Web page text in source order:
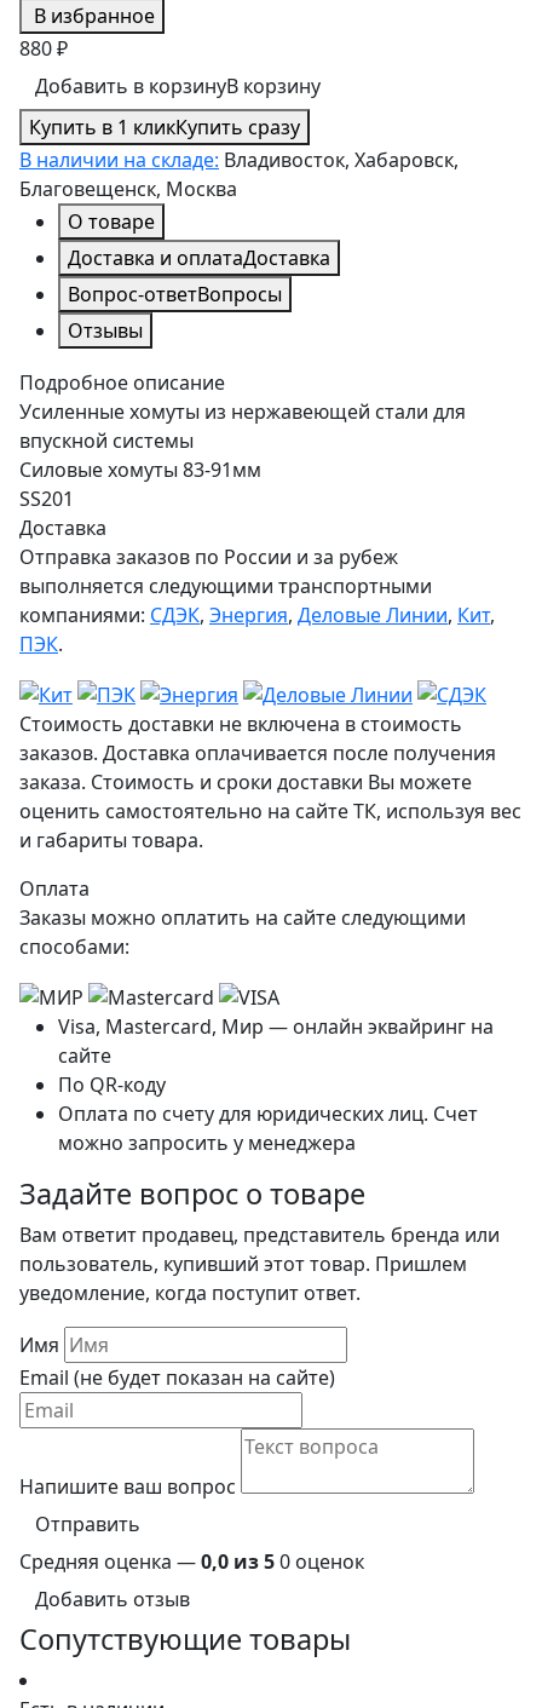
В избранное
880 ₽
Добавить в корзинуВ корзину
Купить в 1 кликКупить сразу
В наличии на складе: Владивосток, Хабаровск,
Благовещенск, Москва
О товаре
Доставка и оплатаДоставка
Вопрос-ответВопросы
Отзывы
Подробное описание
Усиленные хомуты из нержавеющей стали для
впускной системы
Силовые хомуты 83-91мм
SS201
Доставка
Отправка заказов по России и за рубеж
выполняется следующими транспортными
компаниями: СДЭК, Энергия, Деловые Линии, Кит,
ПЭК.
Стоимость доставки не включена в стоимость
заказов. Доставка оплачивается после получения
заказа. Стоимость и сроки доставки Вы можете
оценить самостоятельно на сайте ТК, используя вес
и габариты товара.
Оплата
Заказы можно оплатить на сайте следующими
способами:
Visa, Mastercard, Мир — онлайн эквайринг на
сайте
По QR-коду
Оплата по счету для юридических лиц. Счет
можно запросить у менеджера
Задайте вопрос о товаре
Вам ответит продавец, представитель бренда или
пользователь, купивший этот товар. Пришлем
уведомление, когда поступит ответ.
Имя
Email (не будет показан на сайте)
Напишите ваш вопрос
Отправить
Средняя оценка —0,0 из 50 оценок
Добавить отзыв
Сопутствующие товары